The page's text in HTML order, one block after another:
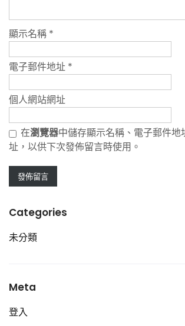
顯示名稱 *
電子郵件地址 *
個人網站網址
在瀏覽器中儲存顯示名稱、電子郵件地
址，以供下次發佈留言時使用。
Categories
未分類
Meta
登入